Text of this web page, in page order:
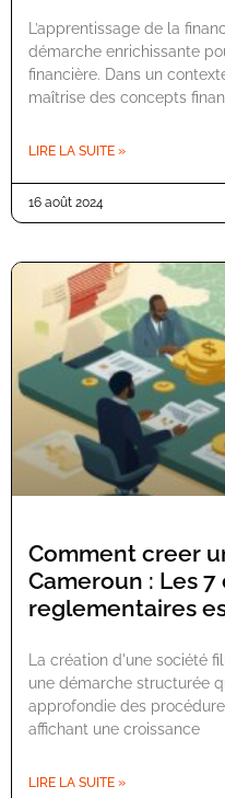
L’apprentissage de la
démarche enrichissante
financière. Dans un
maîtrise des concepts
LIRE LA SUITE »
16 août 2024
Comment creer
Cameroun : Les 7
reglementaires
La création d'une société
une démarche structurée
approfondie des
affichant une croissance
LIRE LA SUITE »